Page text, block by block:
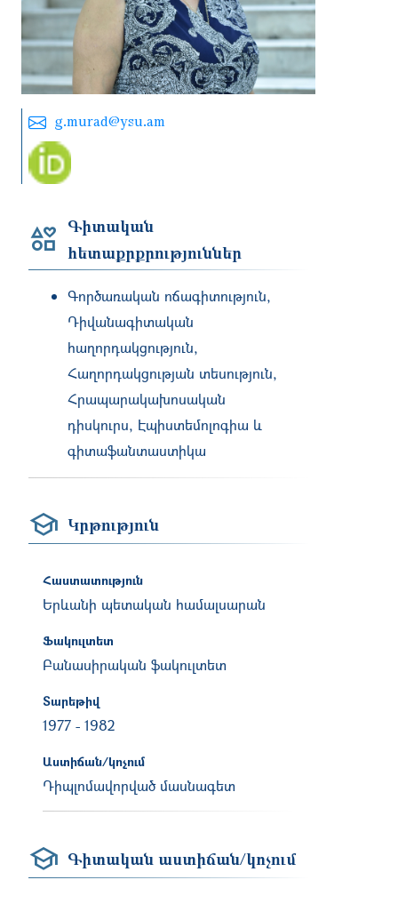
g.murad@ysu.am
Գիտական
հետաքրքրություններ
Գործառական ոճագիտություն,
Դիվանագիտական
հաղորդակցություն,
Հաղորդակցության տեսություն,
Հրապարակախոսական
դիսկուրս, Էպիստեմոլոգիա և
գիտաֆանտաստիկա
Կրթություն
Հաստատություն
Երևանի պետական համալսարան
Ֆակուլտետ
Բանասիրական ֆակուլտետ
Տարեթիվ
1977 - 1982
Աստիճան/կոչում
Դիպլոմավորված մասնագետ
Գիտական աստիճան/կոչում